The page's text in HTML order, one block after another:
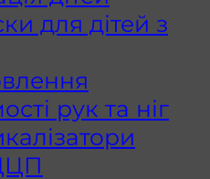
для дітей з
рук та ніг